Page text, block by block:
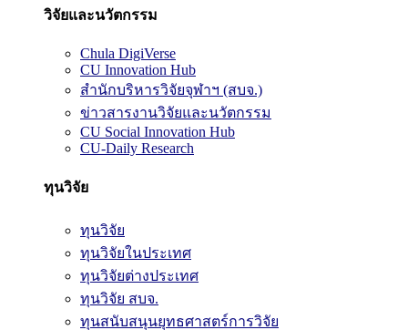
วิจัยและนวัตกรรม
Chula DigiVerse
CU Innovation Hub
สำนักบริหารวิจัยจุฬาฯ (สบจ.)
ข่าวสารงานวิจัยและนวัตกรรม
CU Social Innovation Hub
CU-Daily Research
ทุนวิจัย
ทุนวิจัย
ทุนวิจัยในประเทศ
ทุนวิจัยต่างประเทศ
ทุนวิจัย สบจ.
ทุนสนับสนุนยุทธศาสตร์การวิจัย